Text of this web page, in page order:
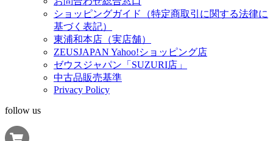
ショッピングガイド（特定商取引に関する法律に
基づく表記）
東浦和本店（実店舗）
ZEUSJAPAN Yahoo!ショッピング店
ゼウスジャパン「SUZURI店」
中古品販売基準
Privacy Policy
follow us